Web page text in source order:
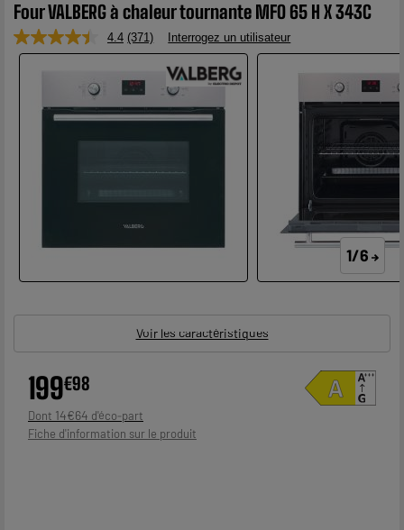
Four VALBERG à chaleur tournante MFO 65 H X 343C
4.4 Lire
371
Lien
sur
la
page.
(371) Interrogez un utilisateur
1/6
Voir les caractéristiques
199€98
Dont 14€64
Fiche d'information sur le produit